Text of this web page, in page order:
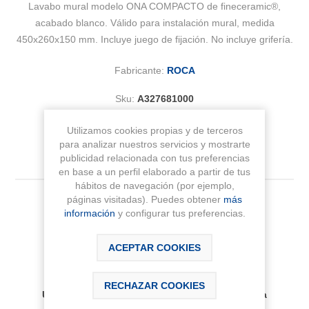
Lavabo mural modelo ONA COMPACTO de fineceramic®,
acabado blanco. Válido para instalación mural, medida
450x260x150 mm. Incluye juego de fijación. No incluye grifería.
Fabricante: ROCA
Sku: A327681000
118,88 € IVA Inc.
AÑADIR AL CARRITO
Disponibilidad:
Últimas unidades disponibles, plazo de entrega
Utilizamos cookies propias y de terceros
para analizar nuestros servicios y mostrarte
publicidad relacionada con tus preferencias
en base a un perfil elaborado a partir de tus
hábitos de navegación (por ejemplo,
páginas visitadas). Puedes obtener más
información y configurar tus preferencias.
ACEPTAR COOKIES
RECHAZAR COOKIES